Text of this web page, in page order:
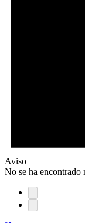
Aviso
No se ha encontrado